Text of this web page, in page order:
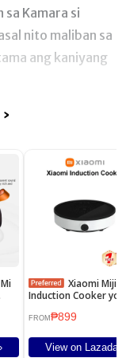
Kamara si
nito maliban sa
ang kaniyang
Xiaomi Mijia
Induction Cooker
Control Power Home
FROM₱899
View on Lazada ›